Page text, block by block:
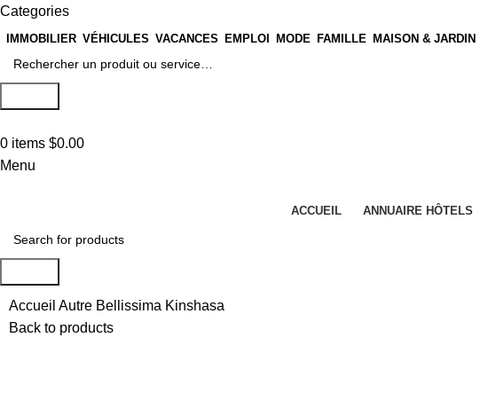
Categories
IMMOBILIER VÉHICULES VACANCES EMPLOI MODE FAMILLE MAISON & JARDIN
0 items $0.00
Menu
ACCUEIL ANNUAIRE HÔTELS
Accueil Autre Bellissima Kinshasa
Back to products